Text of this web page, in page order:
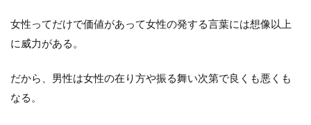
女性ってだけで価値があって女性の発する言葉には想像以上
に威力がある。
だから、男性は女性の在り方や振る舞い次第で良くも悪くも
なる。